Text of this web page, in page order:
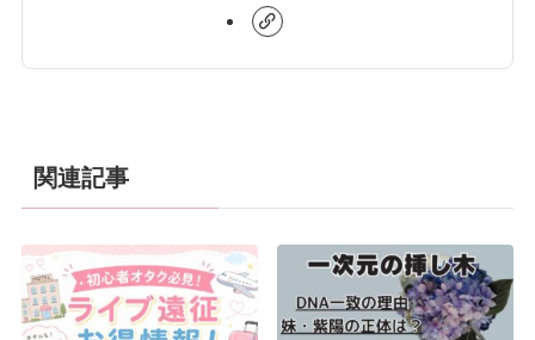
関連記事